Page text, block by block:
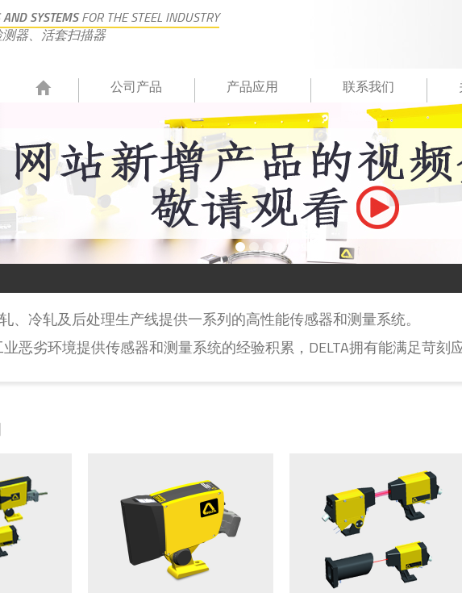
AND SYSTEMSFOR THE STEEL INDUSTRY
器、活套扫描器
公司产品 产品应用 联系我们
、冷轧及后处理生产线提供一系列的高性能传感器和测量系统。
恶劣环境提供传感器和测量系统的经验积累，DELTA拥有能满足苛刻